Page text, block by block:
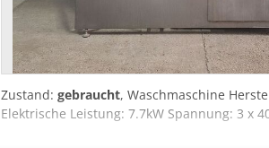
Zustand: gebraucht, Waschmaschine
Elektrische Leistung: 7.7kW Spannung: 3 x